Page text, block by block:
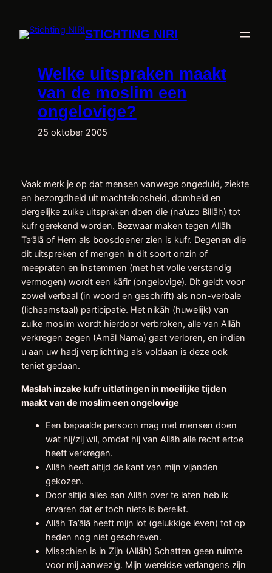
STICHTING NIRI
Welke uitspraken maakt
van de moslim een
ongelovige?
25 oktober 2005
Vaak merk je op dat mensen vanwege ongeduld, ziekte
en bezorgdheid uit machteloosheid, domheid en
dergelijke zulke uitspraken doen die (na’uzo Billāh) tot
kufr gerekend worden. Bezwaar maken tegen Allāh
Ta’ālā of Hem als boosdoener zien is kufr. Degenen die
dit uitspreken of mengen in dit soort onzin of
meepraten en instemmen (met het volle verstandig
vermogen) wordt een kāfir (ongelovige). Dit geldt voor
zowel verbaal (in woord en geschrift) als non-verbale
(lichaamstaal) participatie. Het nikāh (huwelijk) van
zulke moslim wordt hierdoor verbroken, alle van Allāh
verkregen zegen (Amāl Nama) gaat verloren, en indien
u aan uw hadj verplichting als voldaan is deze ook
teniet gedaan.
Maslah inzake kufr uitlatingen in moeilijke tijden
maakt van de moslim een ongelovige
Een bepaalde persoon mag met mensen doen
wat hij/zij wil, omdat hij van Allāh alle recht ertoe
heeft verkregen.
Allāh heeft altijd de kant van mijn vijanden
gekozen.
Door altijd alles aan Allāh over te laten heb ik
ervaren dat er toch niets is bereikt.
Allāh Ta’ālā heeft mijn lot (gelukkige leven) tot op
heden nog niet geschreven.
Misschien is in Zijn (Allāh) Schatten geen ruimte
voor mij aanwezig. Mijn wereldse verlangens zijn